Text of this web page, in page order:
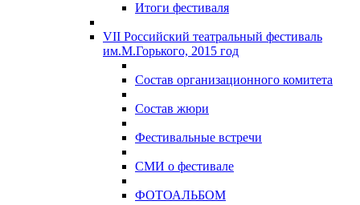
Итоги фестиваля
VII Российский театральный фестиваль
им.М.Горького, 2015 год
Состав организационного комитета
Состав жюри
Фестивальные встречи
СМИ о фестивале
ФОТОАЛЬБОМ